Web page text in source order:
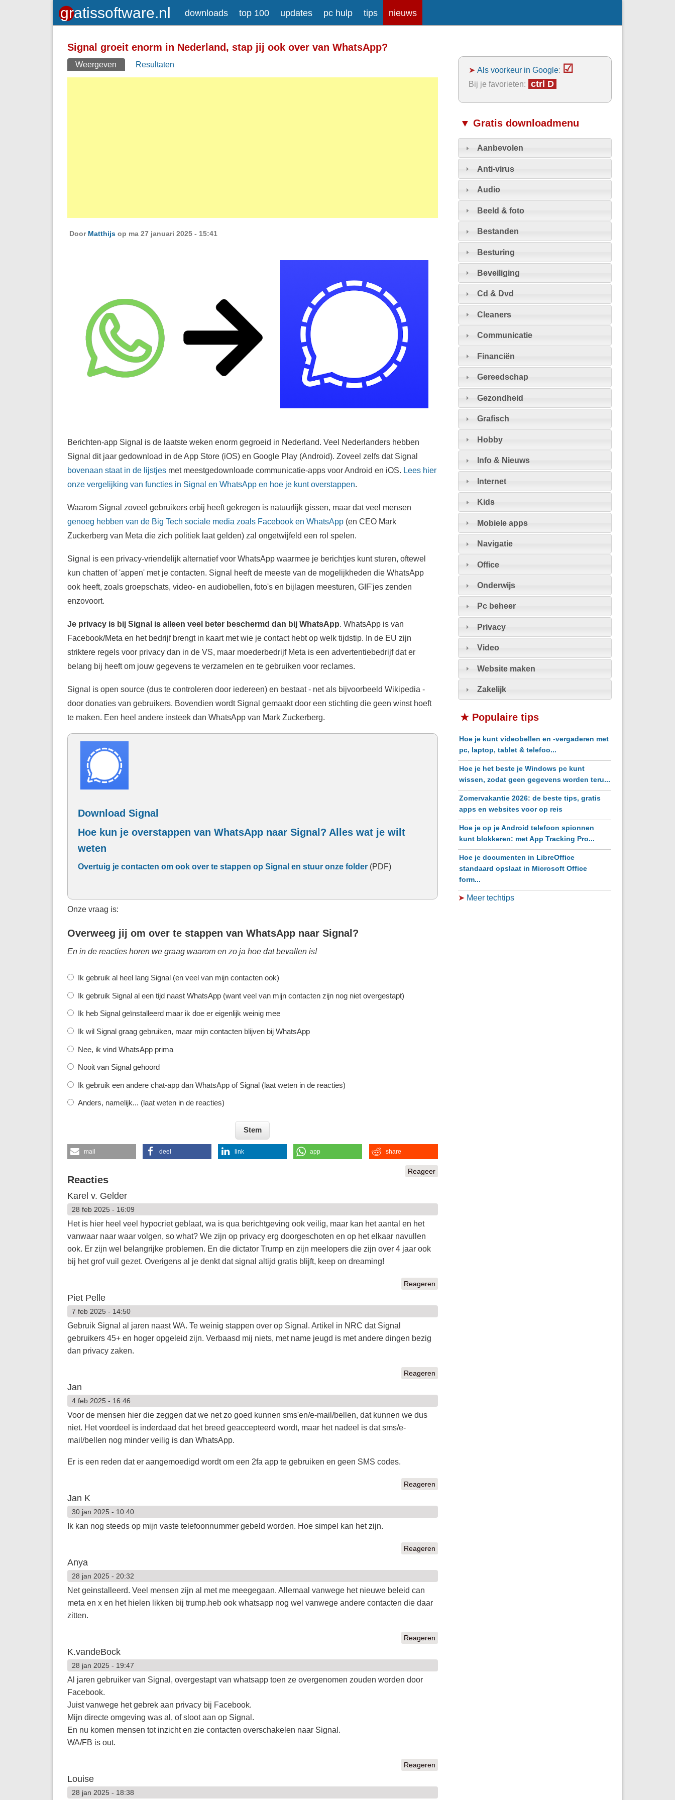
downloads top 100 updates pc hulp tips nieuws
Signal groeit enorm in Nederland, stap jij ook over van WhatsApp?
Primaire tabs
Weergeven (actieve tabblad)
Resultaten
Door Matthijsop ma 27 januari 2025 - 15:41
Berichten-app Signal is de laatste weken enorm gegroeid in Nederland. Veel Nederlanders hebben
Signal dit jaar gedownload in de App Store (iOS) en Google Play (Android). Zoveel zelfs dat Signal
bovenaan staat in de lijstjesmet meestgedownloade communicatie-apps voor Android en iOS. Lees hier
onze vergelijking van functies in Signal en WhatsApp en hoe je kunt overstappen.
Waarom Signal zoveel gebruikers erbij heeft gekregen is natuurlijk gissen, maar dat veel mensen
genoeg hebben van de Big Tech sociale media zoals Facebook en WhatsApp(en CEO Mark
Zuckerberg van Meta die zich politiek laat gelden) zal ongetwijfeld een rol spelen.
Signal is een privacy-vriendelijk alternatief voor WhatsApp waarmee je berichtjes kunt sturen, oftewel
kun chatten of 'appen' met je contacten. Signal heeft de meeste van de mogelijkheden die WhatsApp
ook heeft, zoals groepschats, video- en audiobellen, foto's en bijlagen meesturen, GIF'jes zenden
enzovoort.
Je privacy is bij Signal is alleen veel beter beschermd dan bij WhatsApp. WhatsApp is van
Facebook/Meta en het bedrijf brengt in kaart met wie je contact hebt op welk tijdstip. In de EU zijn
striktere regels voor privacy dan in de VS, maar moederbedrijf Meta is een advertentiebedrijf dat er
belang bij heeft om jouw gegevens te verzamelen en te gebruiken voor reclames.
Signal is open source (dus te controleren door iedereen) en bestaat - net als bijvoorbeeld Wikipedia -
door donaties van gebruikers. Bovendien wordt Signal gemaakt door een stichting die geen winst hoeft
te maken. Een heel andere insteek dan WhatsApp van Mark Zuckerberg.
Download Signal
Hoe kun je overstappen van WhatsApp naar Signal? Alles wat je wilt
weten
Overtuig je contacten om ook over te stappen op Signal en stuur onze folder (PDF)
Onze vraag is:
Overweeg jij om over te stappen van WhatsApp naar Signal?
En in de reacties horen we graag waarom en zo ja hoe dat bevallen is!
Keuzen
Ik gebruik al heel lang Signal (en veel van mijn contacten ook)
Ik gebruik Signal al een tijd naast WhatsApp (want veel van mijn contacten zijn nog niet overgestapt)
Ik heb Signal geïnstalleerd maar ik doe er eigenlijk weinig mee
Ik wil Signal graag gebruiken, maar mijn contacten blijven bij WhatsApp
Nee, ik vind WhatsApp prima
Nooit van Signal gehoord
Ik gebruik een andere chat-app dan WhatsApp of Signal (laat weten in de reacties)
Anders, namelijk... (laat weten in de reacties)
mail deel link app share
Reageer
Reacties
Karel v. Gelder
28 feb 2025 - 16:09
Het is hier heel veel hypocriet geblaat, wa is qua berichtgeving ook veilig, maar kan het aantal en het
vanwaar naar waar volgen, so what? We zijn op privacy erg doorgeschoten en op het elkaar navullen
ook. Er zijn wel belangrijke problemen. En die dictator Trump en zijn meelopers die zijn over 4 jaar ook
bij het grof vuil gezet. Overigens al je denkt dat signal altijd gratis blijft, keep on dreaming!
Reageren
Piet Pelle
7 feb 2025 - 14:50
Gebruik Signal al jaren naast WA. Te weinig stappen over op Signal. Artikel in NRC dat Signal
gebruikers 45+ en hoger opgeleid zijn. Verbaasd mij niets, met name jeugd is met andere dingen bezig
dan privacy zaken.
Reageren
Jan
4 feb 2025 - 16:46
Voor de mensen hier die zeggen dat we net zo goed kunnen sms'en/e-mail/bellen, dat kunnen we dus
niet. Het voordeel is inderdaad dat het breed geaccepteerd wordt, maar het nadeel is dat sms/e-
mail/bellen nog minder veilig is dan WhatsApp.
Er is een reden dat er aangemoedigd wordt om een 2fa app te gebruiken en geen SMS codes.
Reageren
Jan K
30 jan 2025 - 10:40
Ik kan nog steeds op mijn vaste telefoonnummer gebeld worden. Hoe simpel kan het zijn.
Reageren
Anya
28 jan 2025 - 20:32
Net geinstalleerd. Veel mensen zijn al met me meegegaan. Allemaal vanwege het nieuwe beleid can
meta en x en het hielen likken bij trump.heb ook whatsapp nog wel vanwege andere contacten die daar
zitten.
Reageren
K.vandeBock
28 jan 2025 - 19:47
Al jaren gebruiker van Signal, overgestapt van whatsapp toen ze overgenomen zouden worden door
Facebook.
Juist vanwege het gebrek aan privacy bij Facebook.
Mijn directe omgeving was al, of sloot aan op Signal.
En nu komen mensen tot inzicht en zie contacten overschakelen naar Signal.
WA/FB is out.
Reageren
Louise
28 jan 2025 - 18:38
Meer informatie over tekstopmaak
Toegelaten HTML-tags: <a> <em>
<strong> <br> <br /> <i> <b> <p>
Regels en alinea's worden automatisch gesplitst.
➤Als voorkeur in Google: ☑
Bij je favorieten: ctrl D
▼ Gratis downloadmenu
Aanbevolen
Anti-virus
Audio
Beeld & foto
Bestanden
Besturing
Beveiliging
Cd & Dvd
Cleaners
Communicatie
Financiën
Gereedschap
Gezondheid
Grafisch
Hobby
Info & Nieuws
Internet
Kids
Mobiele apps
Navigatie
Office
Onderwijs
Pc beheer
Privacy
Video
Website maken
Zakelijk
★ Populaire tips
Hoe je kunt videobellen en -vergaderen met
pc, laptop, tablet & telefoo...
Hoe je het beste je Windows pc kunt
wissen, zodat geen gegevens worden teru...
Zomervakantie 2026: de beste tips, gratis
apps en websites voor op reis
Hoe je op je Android telefoon spionnen
kunt blokkeren: met App Tracking Pro...
Hoe je documenten in LibreOffice
standaard opslaat in Microsoft Office
form...
➤ Meer techtips